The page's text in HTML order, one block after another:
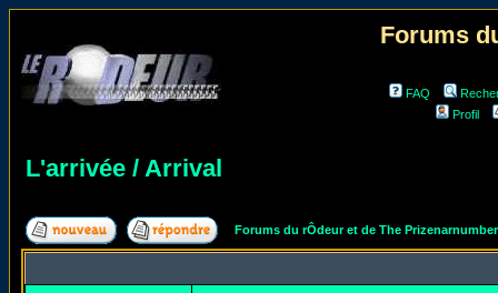
Forums
FAQ
Profil
L'arrivée / Arrival
Forums du rÔdeur et de The